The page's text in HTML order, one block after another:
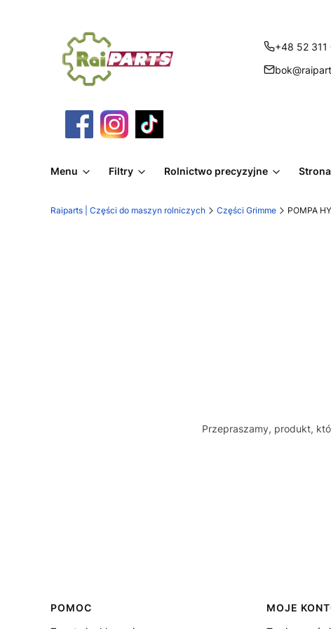
+48 52 311
Menu Filtry Rolnictwo precyzyjne
Raiparts | Części do maszyn rolniczych Części Grimme POMPA
Przepraszamy, produkt,
Linki w stopce
POMOC
MOJE